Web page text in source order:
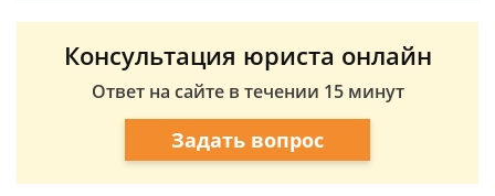
Консультация юриста онлайн
Ответ на сайте в течении 15 минут
Задать вопрос